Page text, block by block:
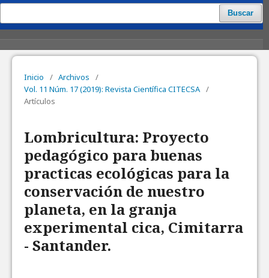
Buscar
Inicio / Archivos
/
Vol. 11 Núm. 17 (2019): Revista Científica CITECSA /
Artículos
Lombricultura: Proyecto
pedagógico para buenas
practicas ecológicas para la
conservación de nuestro
planeta, en la granja
experimental cica, Cimitarra
- Santander.